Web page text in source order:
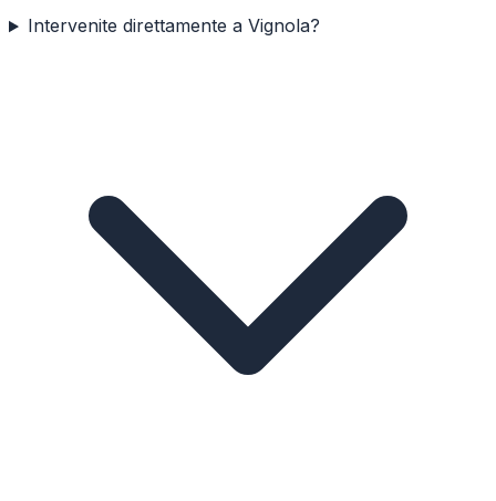
Intervenite direttamente a Vignola?